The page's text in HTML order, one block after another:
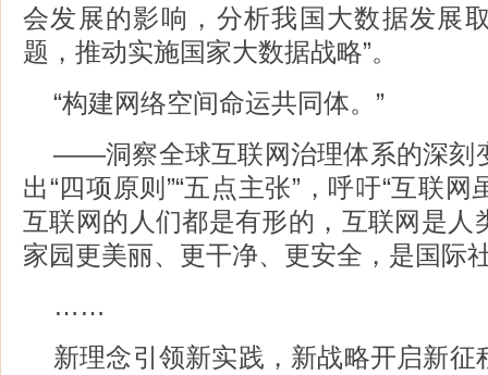
会发展的影响，分析我国大数据发展
题，推动实施国家大数据战略”。
“构建网络空间命运共同体。”
——洞察全球互联网治理体系的深刻
出“四项原则”“五点主张”，呼吁“互联
互联网的人们都是有形的，互联网是人
家园更美丽、更干净、更安全，是国际
……
新理念引领新实践，新战略开启新征